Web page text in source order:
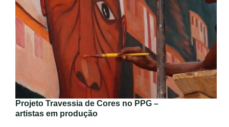
Projeto Travessia de Cores no PPG –
artistas em produção